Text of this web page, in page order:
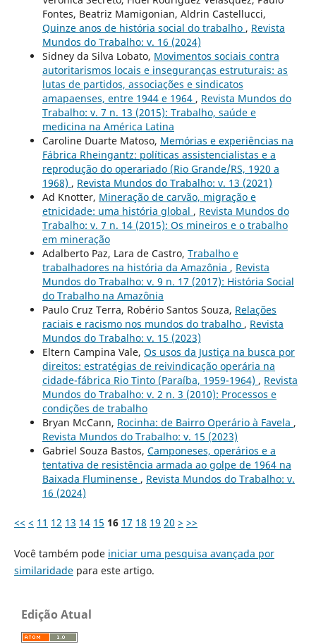
Fontes, Beatriz Mamigonian, Aldrin Castellucci,
Quinze anos de história social do trabalho , Revista
Mundos do Trabalho: v. 16 (2024)
Sidney da Silva Lobato, Movimentos sociais contra
autoritarismos locais e inseguranças estruturais: as
lutas de partidos, associações e sindicatos
amapaenses, entre 1944 e 1964 , Revista Mundos do
Trabalho: v. 7 n. 13 (2015): Trabalho, saúde e
medicina na América Latina
Caroline Duarte Matoso, Memórias e experiências na
Fábrica Rheingantz: políticas assistencialistas e a
reprodução do operariado (Rio Grande/RS, 1920 a
1968) , Revista Mundos do Trabalho: v. 13 (2021)
Ad Knotter, Mineração de carvão, migração e
etnicidade: uma história global , Revista Mundos do
Trabalho: v. 7 n. 14 (2015): Os mineiros e o trabalho
em mineração
Adalberto Paz, Lara de Castro, Trabalho e
trabalhadores na história da Amazônia , Revista
Mundos do Trabalho: v. 9 n. 17 (2017): História Social
do Trabalho na Amazônia
Paulo Cruz Terra, Robério Santos Souza, Relações
raciais e racismo nos mundos do trabalho , Revista
Mundos do Trabalho: v. 15 (2023)
Eltern Campina Vale, Os usos da Justiça na busca por
direitos: estratégias de reivindicação operária na
cidade-fábrica Rio Tinto (Paraíba, 1959-1964) , Revista
Mundos do Trabalho: v. 2 n. 3 (2010): Processos e
condições de trabalho
Bryan McCann, Rocinha: de Bairro Operário à Favela ,
Revista Mundos do Trabalho: v. 15 (2023)
Gabriel Souza Bastos, Camponeses, operários e a
tentativa de resistência armada ao golpe de 1964 na
Baixada Fluminense , Revista Mundos do Trabalho: v.
16 (2024)
<< < 11 12 13 14 15 16 17 18 19 20 > >>
Você também pode iniciar uma pesquisa avançada por
similaridadepara este artigo.
Edição Atual